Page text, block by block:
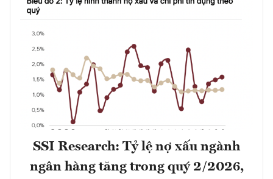
SSI Research: Tỷ lệ nợ xấu ngành
ngân hàng tăng trong quý 2/2026,